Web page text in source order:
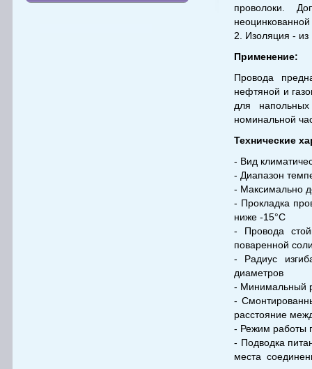
проволоки.
2. Изоляция -
Применение:
Провода
нефтяной и
для
номинальной
Технические
- Вид
- Диапазон
- Максимально
- Прокладка
ниже -15°С
- Провода
поваренной
- Радиус
диаметров
- Минимальный
-
расстояние
- Режим работы
- Подводка
места